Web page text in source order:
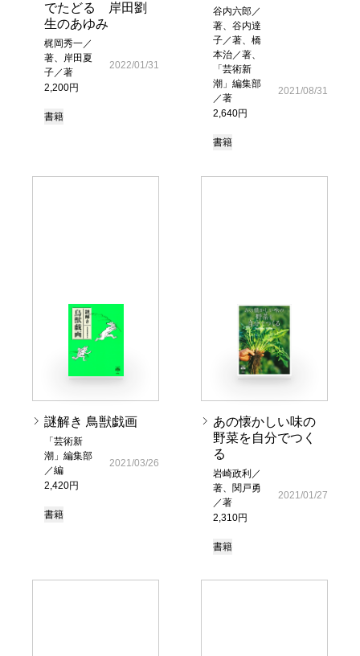
でたどる 岸田劉
生のあゆみ
梶岡秀一／
著、岸田夏
子／著
2,200円
2022/01/31
書籍
谷内六郎／
著、谷内達
子／著、橋
本治／著、
「芸術新
潮」編集部
／著
2,640円
2021/08/31
書籍
謎解き 鳥獣戯画
「芸術新
潮」編集部
／編
2,420円
2021/03/26
書籍
あの懐かしい味の
野菜を自分でつく
る
岩崎政利／
著、関戸勇
／著
2,310円
2021/01/27
書籍